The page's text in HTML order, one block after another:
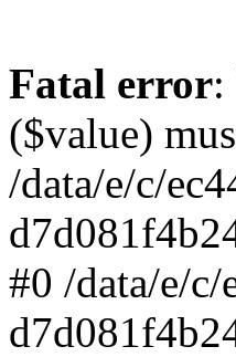
Fatal error:
($value)
/data/e/c/
#0 /data/e/